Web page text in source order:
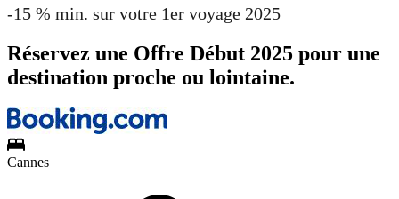
-15 % min. sur votre 1er voyage 2025
Réservez une Offre Début 2025 pour une
destination proche ou lointaine.
Cannes